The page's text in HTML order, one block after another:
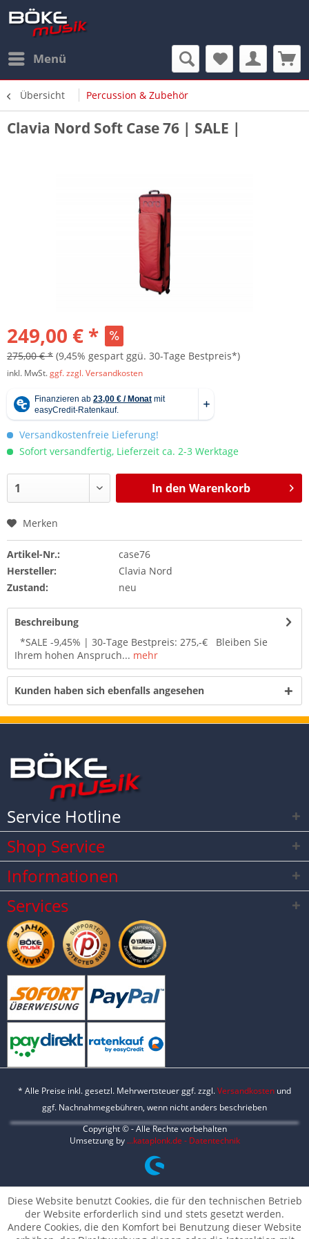
Menü
Übersicht Percussion & Zubehör
Clavia Nord Soft Case 76 | SALE |
249,00 € *
275,00 € * (9,45% gespart ggü. 30-Tage Bestpreis*)
inkl. MwSt.ggf. zzgl. Versandkosten
Versandkostenfreie Lieferung!
Sofort versandfertig, Lieferzeit ca. 2-3 Werktage
In den Warenkorb
Merken
Artikel-Nr.:
case76
Hersteller:
Clavia Nord
Zustand:
neu
Beschreibung
*SALE -9,45% | 30-Tage Bestpreis: 275,-€ Bleiben Sie
Ihrem hohen Anspruch... mehr
Kunden haben sich ebenfalls angesehen
Service Hotline
Shop Service
Informationen
Services
* Alle Preise inkl. gesetzl. Mehrwertsteuer ggf. zzgl.Versandkosten und
ggf. Nachnahmegebühren, wenn nicht anders beschrieben
Copyright © - Alle Rechte vorbehalten
Umsetzung by ...kataplonk.de - Datentechnik
Diese Website benutzt Cookies, die für den technischen Betrieb
der Website erforderlich sind und stets gesetzt werden.
Andere Cookies, die den Komfort bei Benutzung dieser Website